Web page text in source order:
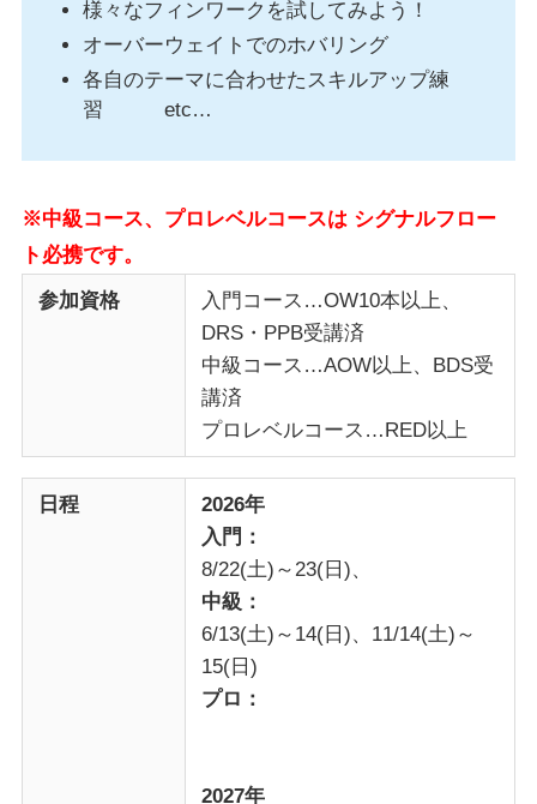
様々なフィンワークを試してみよう！
オーバーウェイトでのホバリング
各自のテーマに合わせたスキルアップ練
習 etc…
※中級コース、プロレベルコースは シグナルフロー
ト必携です。
参加資格
入門コース…OW10本以上、
DRS・PPB受講済
中級コース…AOW以上、BDS受
講済
プロレベルコース…RED以上
日程
2026年
入門：
8/22(土)～23(日)、
中級：
6/13(土)～14(日)、11/14(土)～
15(日)
プロ：
2027年